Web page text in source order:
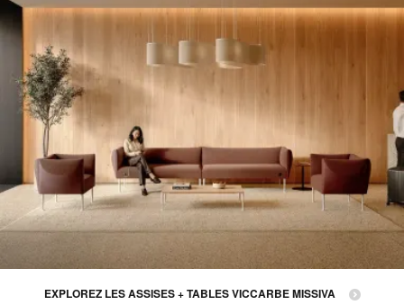
EXPLOREZ LES ASSISES + TABLES VICCARBE MISSIVA